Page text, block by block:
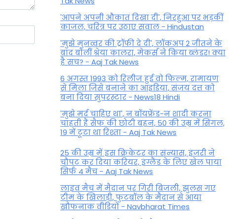
'आपने अपनी औकात दिखा दी', निरहुआ पर भड़कीं
काजल, चरित्र पर उठाए सवाल - Hindustan
'मुझे मुनव्वर की ट्रॉफी दे दी', लॉकअप 2 जीतने के
बाद बोलीं श्रेया कालरा, मेकर्स ने किया ब्लंडर! क्या
है सच? - Aaj Tak News
6 अगस्त 1993 को रिलीज हुई वो फिल्म, रामायण
से मिला जिसे बनाने का आइडिया, संजय दत्त को
बना दिया सुपरस्टार - News18 Hindi
'मुझे मर्द चाहिए था', न बॉयफ्रेंड-न शादी करना
चाहती हैं सैफ की छोटी बहन, 50 की उम्र में सिंगल,
19 में टूटा था रिश्ता - Aaj Tak News
25 की उम्र में इस क्रिकेटर का संन्यास, इंजरी ने
चौपट कर दिया करियर, इंग्लैंड के लिए खेल पाया
सिर्फ 4 मैच - Aaj Tak News
लाइव मैच में मैदान पर गिरी बिजली, झुलस गए
टीम के खिलाड़ी, फुटबॉल के मैदान से आया
खौफनाक वीडियो - Navbharat Times